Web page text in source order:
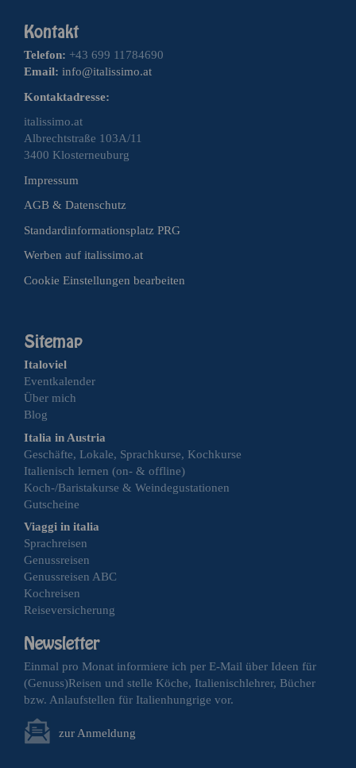
Telefon: +43 699 11784690
Email: info@italissimo.at
Kontaktadresse:
italissimo.at
Albrechtstraße 103A/11
3400 Klosterneuburg
Impressum
AGB & Datenschutz
Standardinformationsplatz PRG
Werben auf italissimo.at
Cookie Einstellungen bearbeiten
Italoviel
Eventkalender
Über mich
Blog
Italia in Austria
Geschäfte, Lokale, Sprachkurse, Kochkurse
Italienisch lernen (on- & offline)
Koch-/Baristakurse & Weindegustationen
Gutscheine
Viaggi in italia
Sprachreisen
Genussreisen
Genussreisen ABC
Kochreisen
Reiseversicherung
Einmal pro Monat informiere ich per E-Mail über Ideen für
(Genuss)Reisen und stelle Köche, Italienischlehrer, Bücher
bzw. Anlaufstellen für Italienhungrige vor.
zur Anmeldung